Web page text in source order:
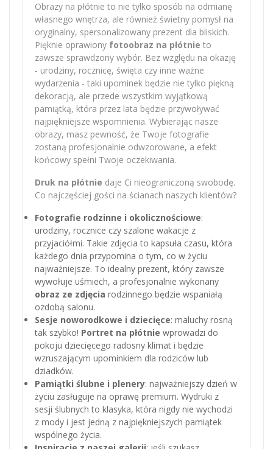
Obrazy na płótnie to nie tylko sposób na odmianę
własnego wnętrza, ale również świetny pomysł na
oryginalny, spersonalizowany prezent dla bliskich.
Pięknie oprawiony fotoobraz na płótnie to
zawsze sprawdzony wybór. Bez względu na okazję
- urodziny, rocznicę, święta czy inne ważne
wydarzenia - taki upominek będzie nie tylko piękną
dekoracją, ale przede wszystkim wyjątkową
pamiątką, która przez lata będzie przywoływać
najpiękniejsze wspomnienia. Wybierając nasze
obrazy, masz pewność, że Twoje fotografie
zostaną profesjonalnie odwzorowane, a efekt
końcowy spełni Twoje oczekiwania.
Druk na płótnie daje Ci nieograniczoną swobodę.
Co najczęściej gości na ścianach naszych klientów?
Fotografie rodzinne i okolicznościowe:
urodziny, rocznice czy szalone wakacje z
przyjaciółmi. Takie zdjęcia to kapsuła czasu, która
każdego dnia przypomina o tym, co w życiu
najważniejsze. To idealny prezent, który zawsze
wywołuje uśmiech, a profesjonalnie wykonany
obraz ze zdjęcia rodzinnego będzie wspaniałą
ozdobą salonu.
Sesje noworodkowe i dziecięce: maluchy rosną
tak szybko! Portret na płótnie wprowadzi do
pokoju dziecięcego radosny klimat i będzie
wzruszającym upominkiem dla rodziców lub
dziadków.
Pamiątki ślubne i plenery: najważniejszy dzień w
życiu zasługuje na oprawę premium. Wydruki z
sesji ślubnych to klasyka, która nigdy nie wychodzi
z mody i jest jedną z najpiękniejszych pamiątek
wspólnego życia.